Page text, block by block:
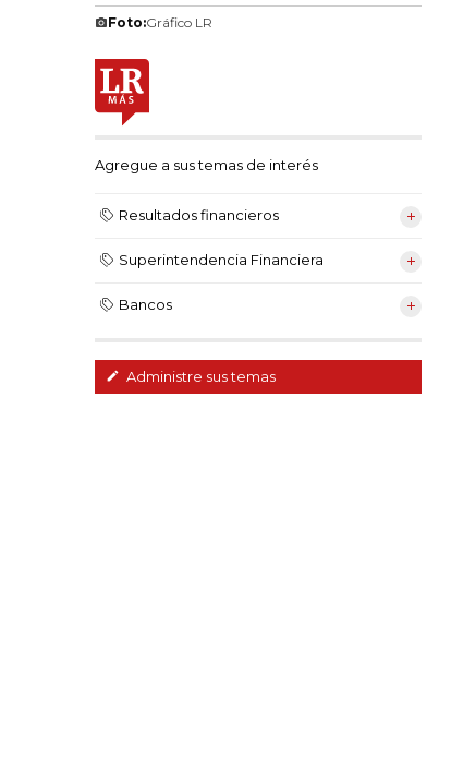
Foto:Gráfico LR
Agregue a sus temas de interés
Resultados financieros
Superintendencia Financiera
Bancos
Administre sus temas